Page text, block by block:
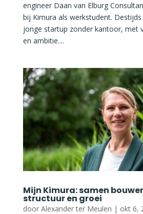
engineer Daan van Elburg
bij Kimura als werkstudent.
jonge startup zonder kantoor, met
en ambitie....
Mijn Kimura: samen
structuur en groei
door Alexander ter Meulen | okt 6,